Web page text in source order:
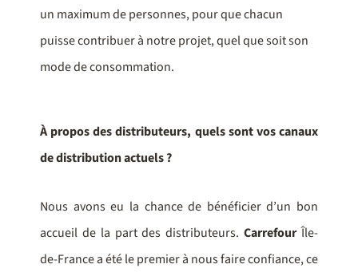
un maximum de personnes, pour que chacun
puisse contribuer à notre projet, quel que soit son
mode de consommation.
À propos des distributeurs, quels sont vos canaux
de distribution actuels ?
Nous avons eu la chance de bénéficier d’un bon
accueil de la part des distributeurs.CarrefourÎle-
de-France a été le premier à nous faire confiance,ce